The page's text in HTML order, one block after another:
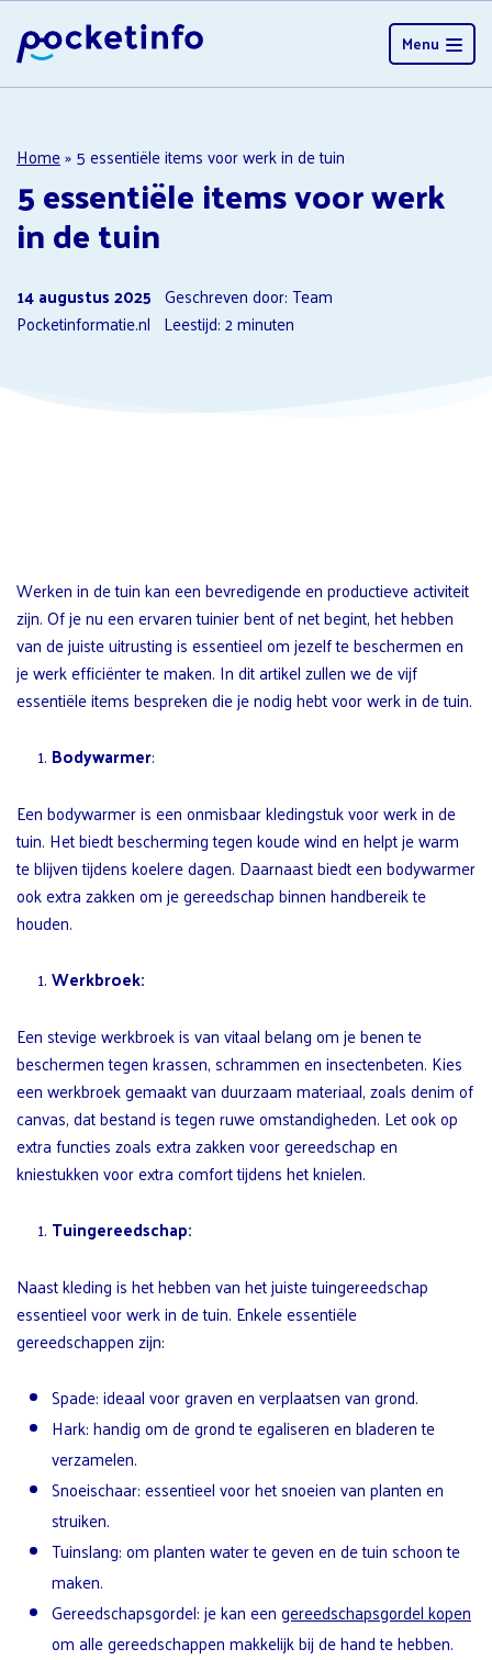
Menu
Home»5 essentiële items voor werk in de tuin
5 essentiële items voor werk
in de tuin
14 augustus 2025 Geschreven door: Team
Pocketinformatie.nl Leestijd:2minuten
Werken in de tuin kan een bevredigende en productieve activiteit
zijn. Of je nu een ervaren tuinier bent of net begint, het hebben
van de juiste uitrusting is essentieel om jezelf te beschermen en
je werk efficiënter te maken. In dit artikel zullen we de vijf
essentiële items bespreken die je nodig hebt voor werk in de tuin.
Bodywarmer:
Een bodywarmer is een onmisbaar kledingstuk voor werk in de
tuin. Het biedt bescherming tegen koude wind en helpt je warm
te blijven tijdens koelere dagen. Daarnaast biedt een bodywarmer
ook extra zakken om je gereedschap binnen handbereik te
houden.
Werkbroek:
Een stevige werkbroek is van vitaal belang om je benen te
beschermen tegen krassen, schrammen en insectenbeten. Kies
een werkbroek gemaakt van duurzaam materiaal, zoals denim of
canvas, dat bestand is tegen ruwe omstandigheden. Let ook op
extra functies zoals extra zakken voor gereedschap en
kniestukken voor extra comfort tijdens het knielen.
Tuingereedschap:
Naast kleding is het hebben van het juiste tuingereedschap
essentieel voor werk in de tuin. Enkele essentiële
gereedschappen zijn:
Spade: ideaal voor graven en verplaatsen van grond.
Hark: handig om de grond te egaliseren en bladeren te
verzamelen.
Snoeischaar: essentieel voor het snoeien van planten en
struiken.
Tuinslang: om planten water te geven en de tuin schoon te
maken.
Gereedschapsgordel: je kan eengereedschapsgordel kopen
om alle gereedschappen makkelijk bij de hand te hebben.